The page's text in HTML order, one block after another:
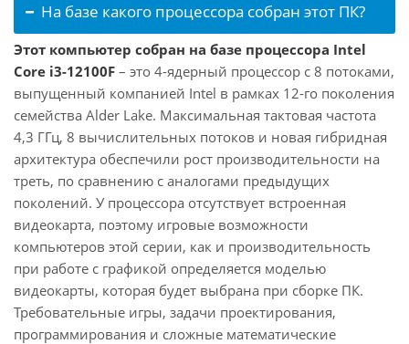
На базе какого процессора собран этот ПК?
Этот компьютер собран на базе процессора Intel
Core i3-12100F – это 4-ядерный процессор с 8 потоками,
выпущенный компанией Intel в рамках 12-го поколения
семейства Alder Lake. Максимальная тактовая частота
4,3 ГГц, 8 вычислительных потоков и новая гибридная
архитектура обеспечили рост производительности на
треть, по сравнению с аналогами предыдущих
поколений. У процессора отсутствует встроенная
видеокарта, поэтому игровые возможности
компьютеров этой серии, как и производительность
при работе с графикой определяется моделью
видеокарты, которая будет выбрана при сборке ПК.
Требовательные игры, задачи проектирования,
программирования и сложные математические